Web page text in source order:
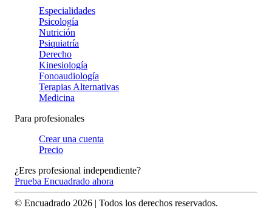
Especialidades
Psicología
Nutrición
Psiquiatría
Derecho
Kinesiología
Fonoaudiología
Terapias Alternativas
Medicina
Para profesionales
Crear una cuenta
Precio
¿Eres profesional independiente?
Prueba Encuadrado ahora
© Encuadrado 2026 | Todos los derechos reservados.